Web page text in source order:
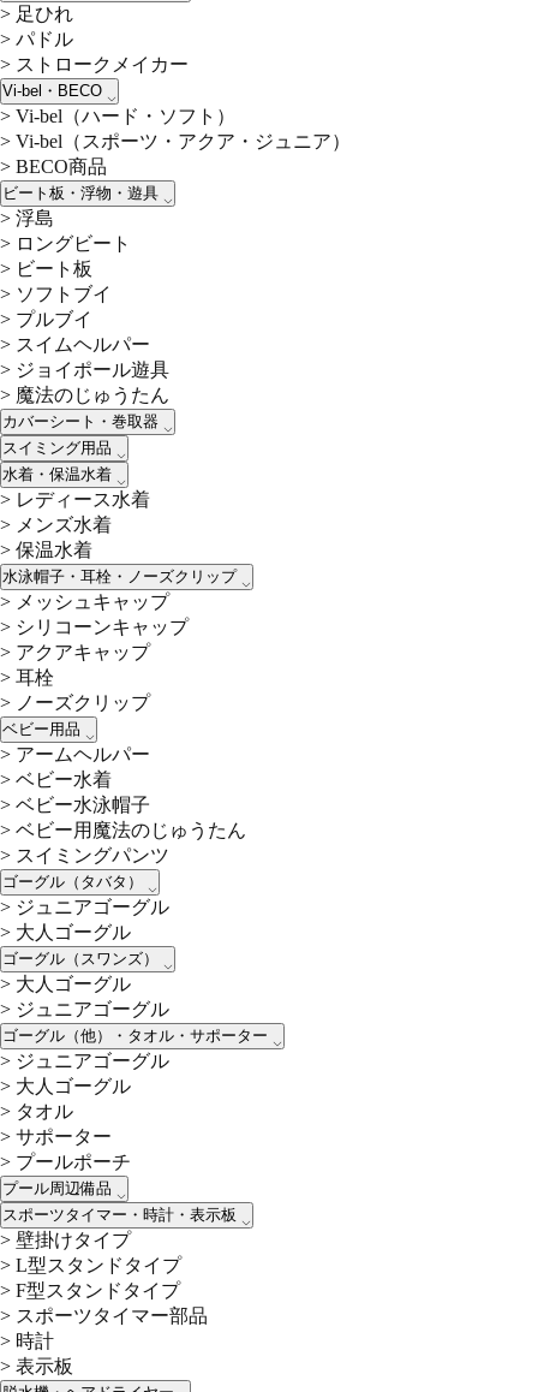
> 足ひれ
> パドル
> ストロークメイカー
Vi-bel・BECO
> Vi-bel（ハード・ソフト）
> Vi-bel（スポーツ・アクア・ジュニア）
> BECO商品
ビート板・浮物・遊具
> 浮島
> ロングビート
> ビート板
> ソフトブイ
> プルブイ
> スイムヘルパー
> ジョイポール遊具
> 魔法のじゅうたん
カバーシート・巻取器
スイミング用品
水着・保温水着
> レディース水着
> メンズ水着
> 保温水着
水泳帽子・耳栓・ノーズクリップ
> メッシュキャップ
> シリコーンキャップ
> アクアキャップ
> 耳栓
> ノーズクリップ
ベビー用品
> アームヘルパー
> ベビー水着
> ベビー水泳帽子
> ベビー用魔法のじゅうたん
> スイミングパンツ
ゴーグル（タバタ）
> ジュニアゴーグル
> 大人ゴーグル
ゴーグル（スワンズ）
> 大人ゴーグル
> ジュニアゴーグル
ゴーグル（他）・タオル・サポーター
> ジュニアゴーグル
> 大人ゴーグル
> タオル
> サポーター
> プールポーチ
プール周辺備品
スポーツタイマー・時計・表示板
> 壁掛けタイプ
> L型スタンドタイプ
> F型スタンドタイプ
> スポーツタイマー部品
> 時計
> 表示板